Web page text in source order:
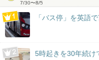
7/30〜8/5
「バス停」を英語
5時起きを30年続け